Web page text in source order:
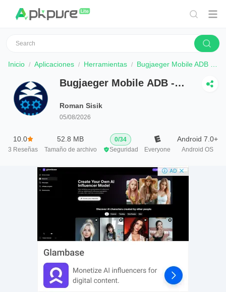
Inicio Aplicaciones Herramientas Bugjaeger Mobile ADB - USB OTG
Bugjaeger Mobile ADB -
Roman Sisik
05/08/2026
10.0
3 Reseñas
52.8 MB
Tamaño de archivo
0/34
Seguridad
Everyone
Android 7.0+
Android OS